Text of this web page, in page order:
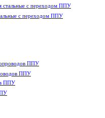
с переходом ППУ
ППУ